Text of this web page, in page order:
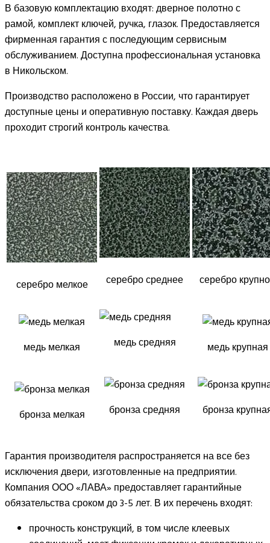
В базовую комплектацию входят: дверное полотно с
рамой, комплект ключей, ручка, глазок. Предоставляется
фирменная гарантия с последующим сервисным
обслуживанием. Доступна профессиональная установка
в Никольском.
Производство расположено в России, что гарантирует
доступные цены и оперативную поставку. Каждая дверь
проходит строгий контроль качества.
серебро мелкое серебро среднее серебро
медь мелкая медь средняя медь крупная
бронза мелкая бронза средняя бронза
Гарантия производителя распространяется на все без
исключения двери, изготовленные на предприятии.
Компания ООО «ЛАВА» предоставляет гарантийные
обязательства сроком до 3-5 лет. В их перечень входят:
прочность конструкций, в том числе клеевых